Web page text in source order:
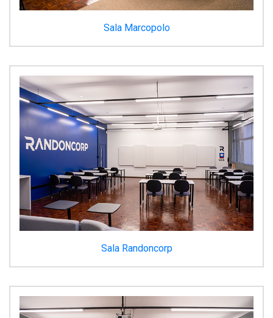
Sala Marcopolo
Sala Randoncorp